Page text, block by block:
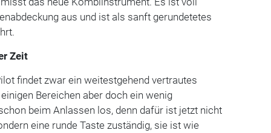
aus und ist als sanft gerundetetes
Zeit
findet zwar ein weitestgehend vertrautes
Bereichen aber doch ein wenig
beim Anlassen los, denn dafür ist jetzt nicht
eine runde Taste zuständig, sie ist wie